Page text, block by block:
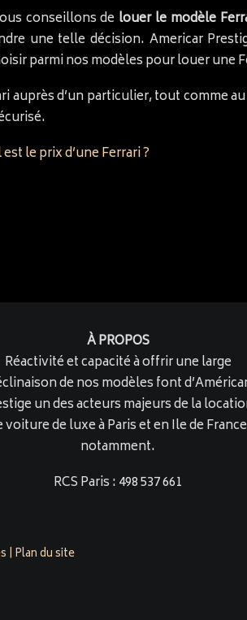
conseillons de louer le modèle
une telle décision. Americar
parmi nos modèles pour louer une
auprès d’un particulier, tout comme
le prix d’une Ferrari ?
À PROPOS
Réactivité et capacité à offrir une large
de nos modèles font
un des acteurs majeurs de la
voiture de luxe à Paris et en Ile de France
notamment.
RCS Paris : 498 537 661
| Plan du site